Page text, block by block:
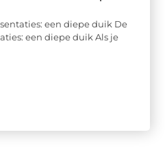
een diepe duik De
een diepe duik Als je